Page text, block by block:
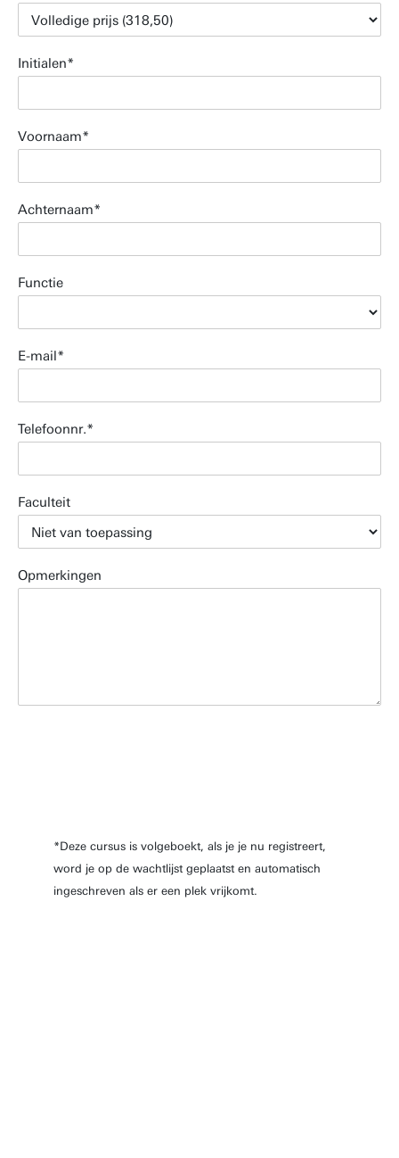
Initialen
Voornaam
Achternaam
Functie
E-mail
Telefoonnr.
Faculteit
Opmerkingen
*Deze cursus is volgeboekt, als je je nu registreert,
word je op de wachtlijst geplaatst en automatisch
ingeschreven als er een plek vrijkomt.